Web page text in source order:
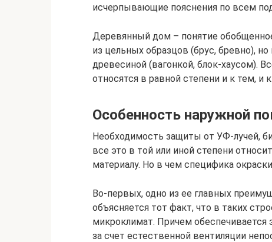
исчерпывающие пояснения по всем
Деревянный дом – понятие
из цельных образцов (брус, бревно),
древесиной (вагонкой, блок-хаусом).
относятся в равной степени и к тем, и
Особенность наружной
Необходимость защиты от УФ-лучей,
все это в той или иной степени
материалу. Но в чем специфика
Во-первых, одно из ее главных
объясняется тот факт, что в таких
микроклимат. Причем
за счет естественной вентиляции